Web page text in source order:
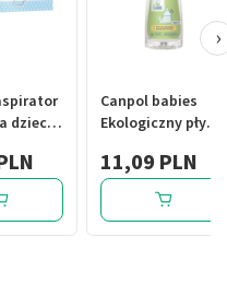
dzieci i
Canpol babies
Ekologiczny płyn
smoczków i
butelek 500 ml
11,09 PLN
›